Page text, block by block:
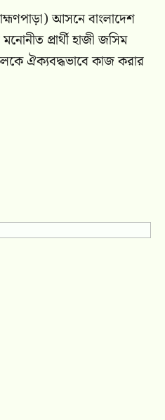
আসনে বাংলাদেশ
প্রার্থী হাজী জসিম
ঐক্যবদ্ধভাবে কাজ করার